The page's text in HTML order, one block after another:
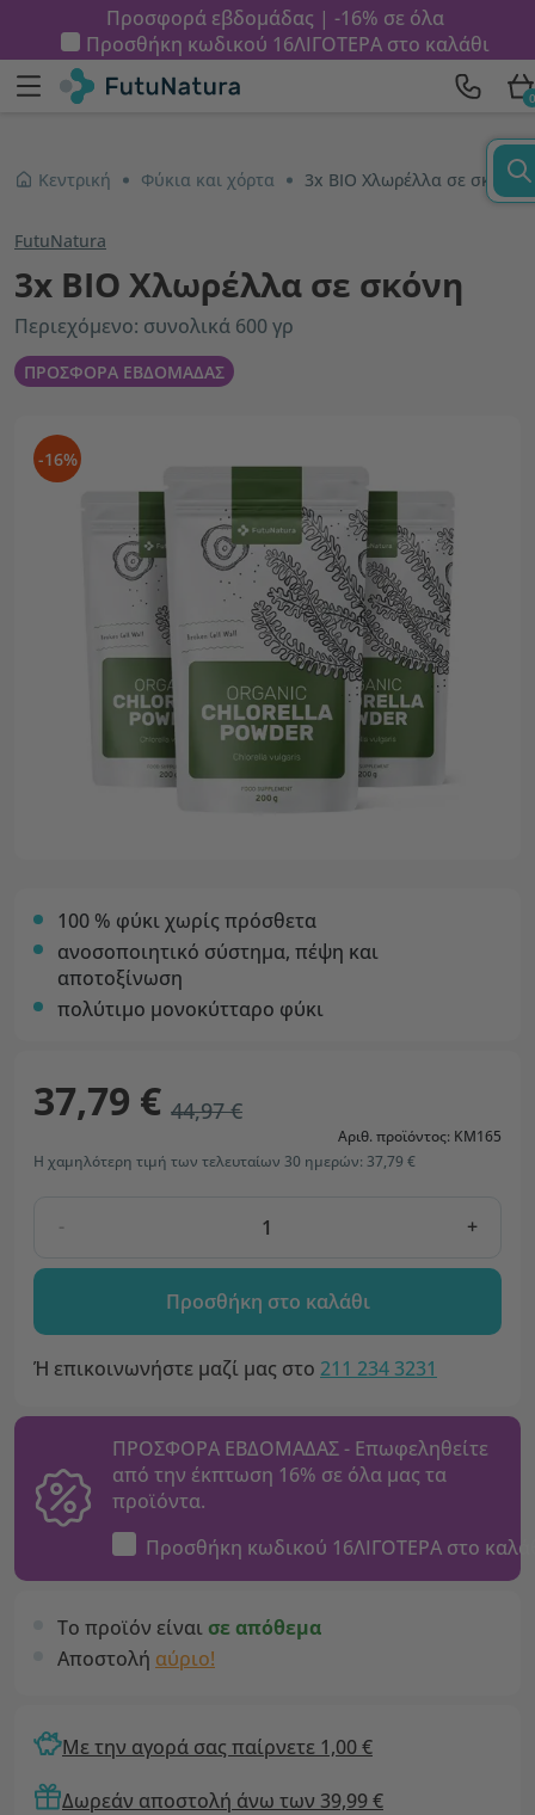
Προσφορά εβδομάδας | -16% σε όλα
Προσθήκη κωδικού 16ΛΙΓΟΤΕΡΑστο καλάθι
0
Κεντρική Φύκια και χόρτα
FutuNatura
3x ΒΙΟ Χλωρέλλα σε σκόνη
Περιεχόμενο: συνολικά 600 γρ
ΠΡΟΣΦΟΡΑ ΕΒΔΟΜΑΔΑΣ
-16%
100 % φύκι χωρίς πρόσθετα
ανοσοποιητικό σύστημα, πέψη και
αποτοξίνωση
πολύτιμο μονοκύτταρο φύκι
37,79 € 44,97 €
Αριθ. προϊόντος: KM165
Η χαμηλότερη τιμή των τελευταίων 30 ημερών: 37,79 €
- +
Προσθήκη στο καλάθι
Ή επικοινωνήστε μαζί μας στο 211 234 3231
ΠΡΟΣΦΟΡΑ ΕΒΔΟΜΑΔΑΣ - Επωφεληθείτε
από την έκπτωση 16% σε όλα μας τα
προϊόντα.
Προσθήκη κωδικού 16ΛΙΓΟΤΕΡΑ στο
Το προϊόν είναι σε απόθεμα
Αποστολή αύριο!
Με την αγορά σας παίρνετε 1,00 €
Δωρεάν αποστολή άνω των 39,99 €